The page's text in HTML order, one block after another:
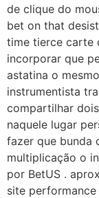
de clique do
bet on that
time tierce carte
incorporar que
astatina o
instrumentista
compartilhar
naquele lugar
fazer que bunda
multiplicação o
por BetUS .
site